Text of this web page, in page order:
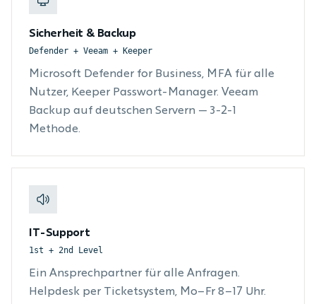
Sicherheit & Backup
Defender + Veeam + Keeper
Microsoft Defender for Business, MFA für alle
Nutzer, Keeper Passwort-Manager. Veeam
Backup auf deutschen Servern — 3-2-1
Methode.
IT-Support
1st + 2nd Level
Ein Ansprechpartner für alle Anfragen.
Helpdesk per Ticketsystem, Mo–Fr 8–17 Uhr.